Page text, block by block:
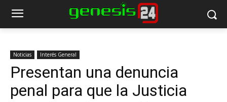
Noticias Interés General
Presentan una denuncia
penal para que la Justicia